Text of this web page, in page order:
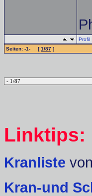
Profil
Seiten: -1- [1/87 ]
Linktips:
Kranliste
Kran-und